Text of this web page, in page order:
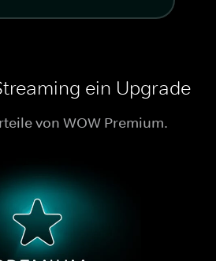
ein Upgrade
von WOW Premium.